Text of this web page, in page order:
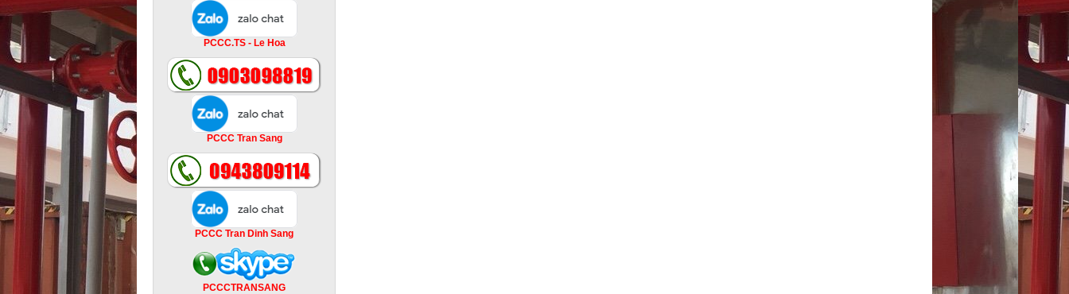
PCCC.TS - Le Hoa
PCCC Tran Sang
PCCC Tran Dinh Sang
PCCCTRANSANG